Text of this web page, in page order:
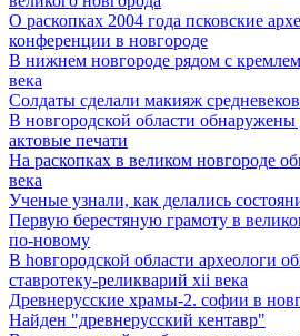
О раскопках 2004 года псковские
конференции в новгороде
В нижнем новгороде рядом с
века
Солдаты сделали макияж
В новгородской области обнаружены
актовые печати
На раскопках в великом новгороде
века
Ученые узнали, как делались
Первую берестяную грамоту в
по-новому
В hовгородской области археологи
ставротеку-реликварий xii века
Древнерусские храмы-2. софии в
Найден "древнерусский кентавр"